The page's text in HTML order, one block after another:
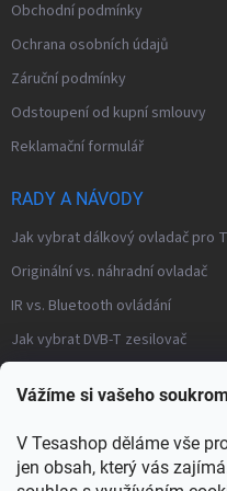
Vážíme si vašeho
V Tesashop děláme vše
jen obsah, který vás
Obchodní podmínky
Ochrana osobních údajů
Záruční podmínky
Odstoupení od kupní smlouvy
Reklamační formulář
RADY A NÁVODY
Jak vybrat dálkový ovladač pro
Originální vs. náhradní ovladač
IR vs. Bluetooth ovládání
Jak vybrat DVB-T zesilovač
Distribuce TV signálu
→ Všechny články a návody